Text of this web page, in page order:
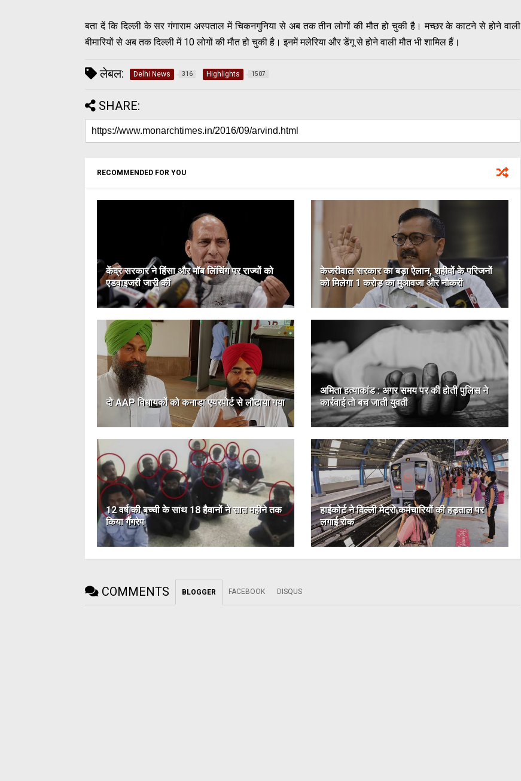
बता दें कि दिल्ली के सर गंगाराम अस्पताल में चिकनगुनिया से अब तक तीन लोगों की मौत हो चुकी है। मच्छर के काटने से होने वाली
बीमारियों से अब तक दिल्ली में 10 लोगों की मौत हो चुकी है। इनमें मलेरिया और डेंगू से होने वाली मौत भी शामिल हैं।
लेबल: Delhi News 316 Highlights 1507
SHARE:
RECOMMENDED FOR YOU
केंद्र सरकार ने हिंसा और मॉब लिंचिंग पर राज्यों को
एडवाइजरी जारी की
केजरीवाल सरकार का बड़ा ऐलान, शहीदों के परिजनों
को मिलेगा 1 करोड़ का मुआवजा और नौकरी
दो AAP विधायकों को कनाडा एयरपोर्ट से लौटाया गया
अमिता हत्‍याकांड : अगर समय पर की होती पुलिस ने
कार्रवाई तो बच जाती युवती
12 वर्ष की बच्ची के साथ 18 हैवानों ने सात महीने तक
किया गैंगरेप
हाईकोर्ट ने दिल्ली मेट्रो कर्मचारियों की हड़ताल पर
लगाई रोक
COMMENTS BLOGGER FACEBOOK DISQUS